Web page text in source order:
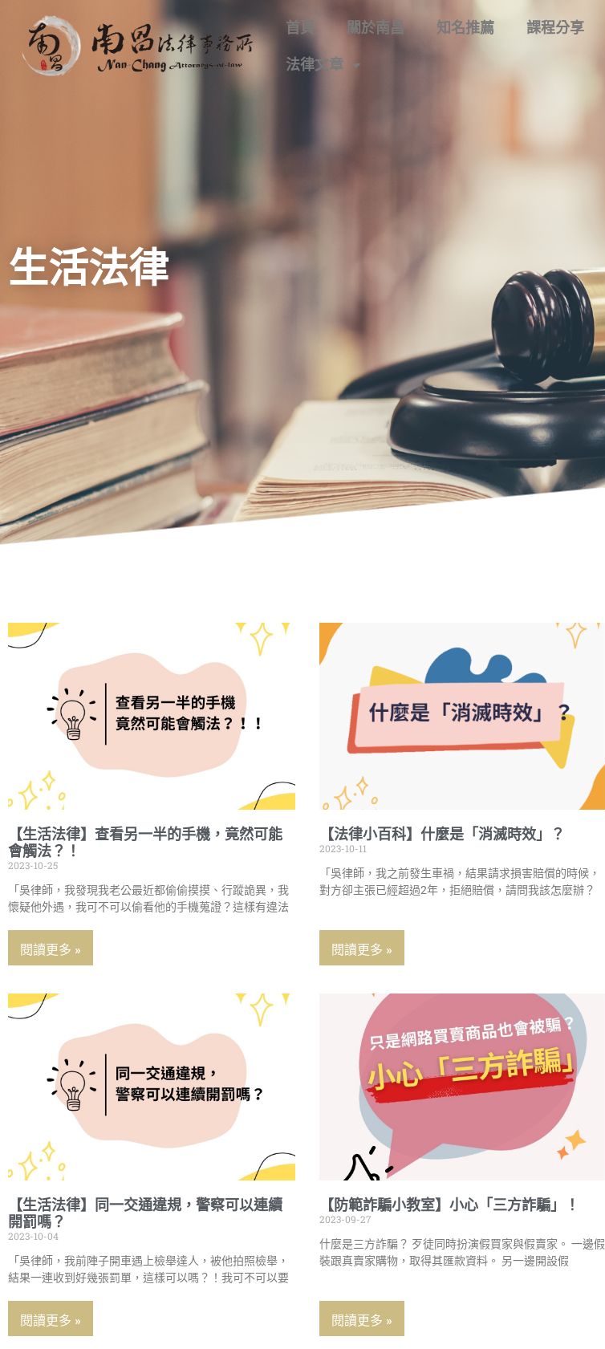
首頁 關於南昌 知名推薦 課程分享
法律文章
生活法律
【生活法律】查看另一半的手機，竟然可能
會觸法？！
2023-10-25
「吳律師，我發現我老公最近都偷偷摸摸、行蹤詭異，我
懷疑他外遇，我可不可以偷看他的手機蒐證？這樣有違法
閱讀更多 »
【法律小百科】什麼是「消滅時效」？
2023-10-11
「吳律師，我之前發生車禍，結果請求損害賠償的時候，
對方卻主張已經超過2年，拒絕賠償，請問我該怎麼辦？
閱讀更多 »
【生活法律】同一交通違規，警察可以連續
開罰嗎？
2023-10-04
「吳律師，我前陣子開車遇上檢舉達人，被他拍照檢舉，
結果一連收到好幾張罰單，這樣可以嗎？！我可不可以要
閱讀更多 »
【防範詐騙小教室】小心「三方詐騙」！
2023-09-27
什麼是三方詐騙？ 歹徒同時扮演假買家與假賣家。 一邊假
裝跟真賣家購物，取得其匯款資料。 另一邊開設假
閱讀更多 »